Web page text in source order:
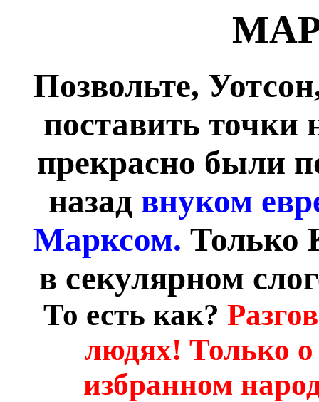
Позвольте,
поставить точки
прекрасно были
назад внуком
Марксом. Только
в секулярном
То есть как?
людях! Только о
избранном